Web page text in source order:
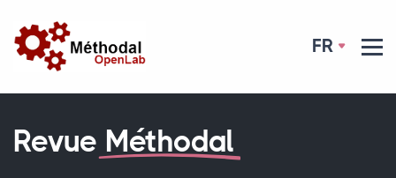
FR
Revue Méthodal